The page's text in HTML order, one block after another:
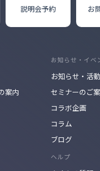
説明会予約 お
案内
お知らせ・イベ
お知らせ・活動
セミナーのご
コラボ企画
コラム
ブログ
ヘルプ